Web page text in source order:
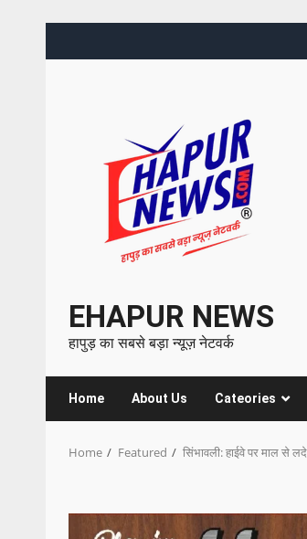
EHAPUR NEWS
हापुड़ का सबसे बड़ा न्यूज़ नेटवर्क
Home About Us Cateories
Home Featured सिंभावली: हाईवे पर माल से